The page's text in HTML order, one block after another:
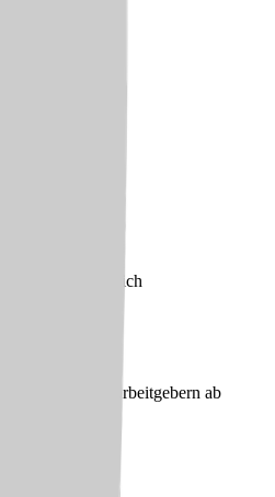
& unverbindlich
passenden Arbeitgebern ab
bei dir